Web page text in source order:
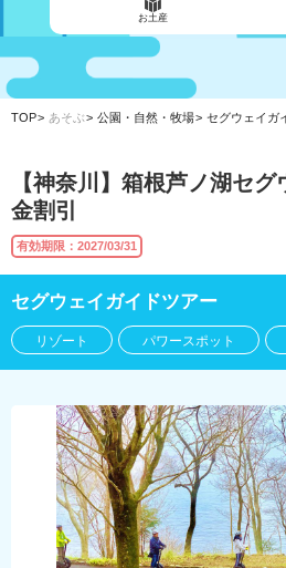
お土産
TOP あそぶ 公園・自然・牧場 セグウェイガ
【神奈川】箱根芦ノ湖セ
金割引
有効期限：2027/03/31
セグウェイガイドツアー
リゾート パワースポット